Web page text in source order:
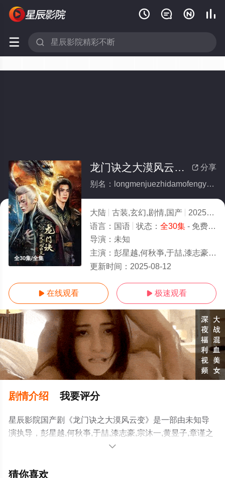
   
 
全30集/全集
 分享
龙门诀之大漠风云变(全集)
别名：longmenjuezhidamofengyunbian
大陆 古装,玄幻,剧情,国产 2025
4.0
语言： 国语 状态： 全30集- 免费在线观看
导演： 未知
主演： 彭星越,何秋亊,于喆,漆志豪,宗沐一,黄昱子,章谨之
更新时间： 2025-08-12
 在线观看  极速观看
剧情介绍 我要评分
星辰影院国产剧《龙门诀之大漠风云变》是一部由未知导
演执导，彭星越,何秋亊,于喆,漆志豪,宗沐一,黄昱子,章谨之
等演员精彩演绎的大陆电视剧，大结局剧情已揭晓（全30
影院，热播电视剧提前免费观看，更多剧情信息可移步至

猜你喜欢